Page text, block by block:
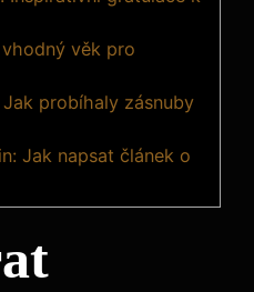
věk pro
probíhaly zásnuby
Jak napsat článek o